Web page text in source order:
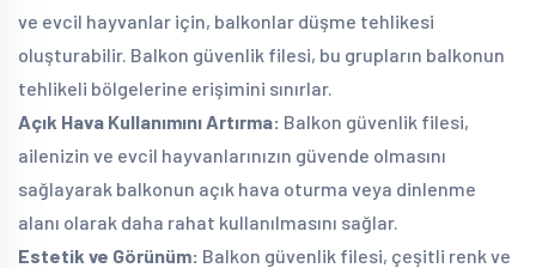
ve evcil hayvanlar için, balkonlar düşme tehlikesi
oluşturabilir. Balkon güvenlik filesi, bu grupların balkonun
tehlikeli bölgelerine erişimini sınırlar.
Açık Hava Kullanımını Artırma: Balkon güvenlik filesi,
ailenizin ve evcil hayvanlarınızın güvende olmasını
sağlayarak balkonun açık hava oturma veya dinlenme
alanı olarak daha rahat kullanılmasını sağlar.
Estetik ve Görünüm: Balkon güvenlik filesi, çeşitli renk ve